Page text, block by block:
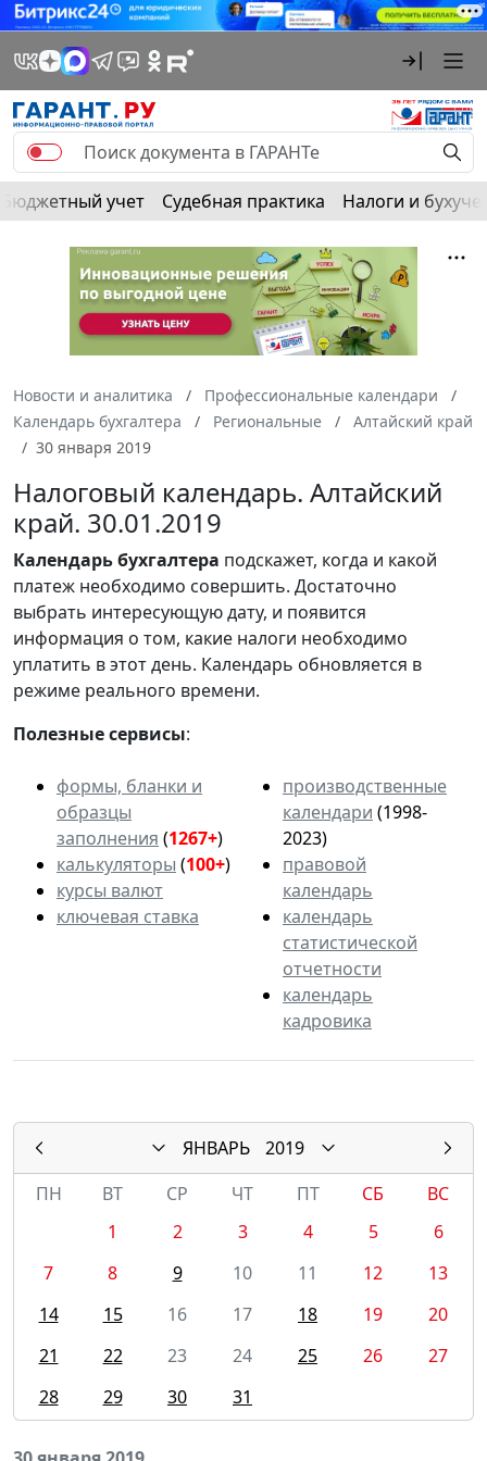
Бюджетный учет Судебная практика Налоги и
Новости и аналитика
Профессиональные календари
Календарь бухгалтера
Региональные
Алтайский край
30 января 2019
Налоговый календарь. Алтайский
край. 30.01.2019
Календарьбухгалтера подскажет, когда и какой
платеж необходимо совершить. Достаточно
выбрать интересующую дату, и появится
информация о том, какие налоги необходимо
уплатить в этот день. Календарь обновляется в
режиме реального времени.
Полезные сервисы:
формы, бланки и
образцы
заполнения (1267+)
калькуляторы (100+)
курсы валют
ключевая ставка
производственные
календари (1998-
2023)
правовой
календарь
календарь
статистической
отчетности
календарь
кадровика
ЯНВАРЬ
2019
ПН
ВТ СР ЧТ ПТ СБ
ВС
1
2 3 4 5
6
7
8 9 10 11 12
13
14
15 16 17 18 19
20
21
22 23 24 25 26
27
28
29 30 31